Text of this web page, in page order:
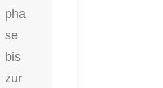
pha
se
bis
zur